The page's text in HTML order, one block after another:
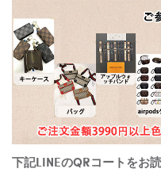
下記LINEのQRコートをお